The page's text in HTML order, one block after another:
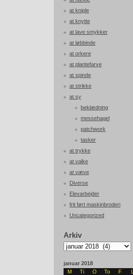
at kniple
at knytte
at lave smykker
at løbbinde
at orkere
at plantefarve
at spinde
at strikke
at sy
beklædning
messehagel
patchwork
tasker
at trykke
at valke
at væve
Diverse
Elevarbejder
frit ført maskinbroderi
Uncategorized
Arkiv
Arkiv
januar 2018
M
Ti O To F L